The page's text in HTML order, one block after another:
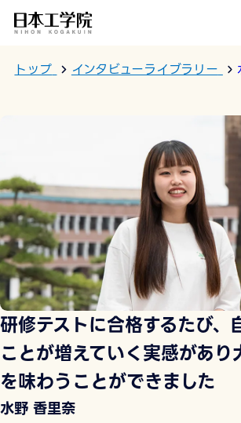
トップ インタビューライブラリー
研修テストに合格するたび、
ことが増えていく実感があり
を味わうことができました
水野 香里奈